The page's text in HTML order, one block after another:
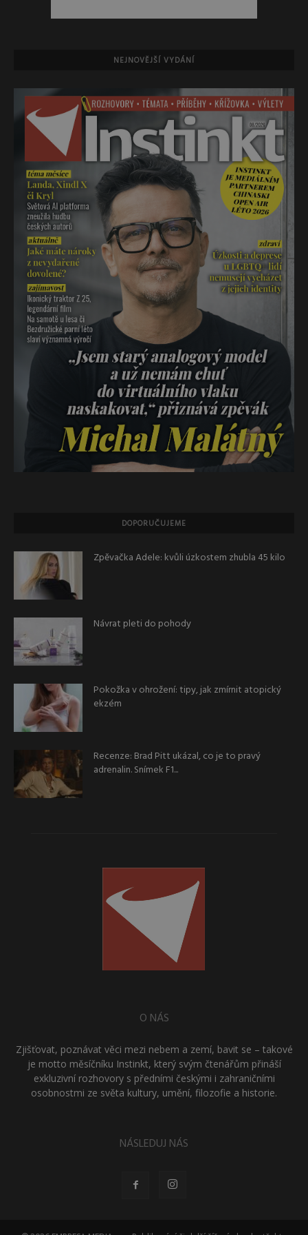
NEJNOVĚJŠÍ VYDÁNÍ
DOPORUČUJEME
Zpěvačka Adele: kvůli úzkostem zhubla 45 kilo
Návrat pleti do pohody
Pokožka v ohrožení: tipy, jak zmírnit atopický
ekzém
Recenze: Brad Pitt ukázal, co je to pravý
adrenalin. Snímek F1...
O NÁS
Zjišťovat, poznávat věci mezi nebem a zemí, bavit se – takové
je motto měsíčníku Instinkt, který svým čtenářům přináší
exkluzivní rozhovory s předními českými i zahraničními
osobnostmi ze světa kultury, umění, filozofie a historie.
NÁSLEDUJ NÁS